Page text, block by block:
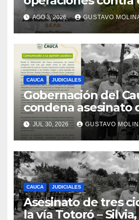
el sur del Cauca
AGO 3, 2026 GUSTAVO
CAUCA JUDICIALES
Gobernación del
condena asesinato
ciudadanos y exige medidas
urgentes al
Nacional
JUL 30, 2026 GUSTAVO
CAUCA JUDICIALES
Asesinato de tres
la vía Totoró –